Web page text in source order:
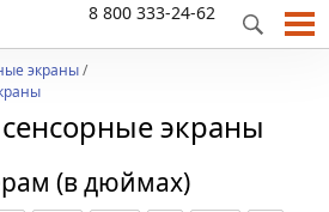
8 800 333-24-62
экраны/
экраны
(в дюймах)